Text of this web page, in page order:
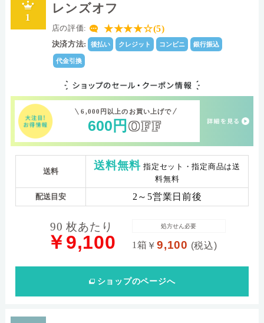
素材グループ Ⅰ
中心厚(-3.00D) 0.09 ベースカーブ(BC)
Dk値(酸素透過係
156.0
(-)0.50D～(-)6.00D（0.25step),(-)6.50D～(-)12.00D
1
レンズオフ
店の評価: ★★★★☆(5)
決済方法: 後払い クレジット コンビニ 銀行振込
代金引換
6,000円以上のお買い上げで
600 円 OFF
送料 送料無料 指定セット・指定商品は送
料無料
配送目安 2～5営業日前後
90 枚あたり
￥9,100 1箱 ￥9,100 (税込)
処方せん必要
ショップのページへ